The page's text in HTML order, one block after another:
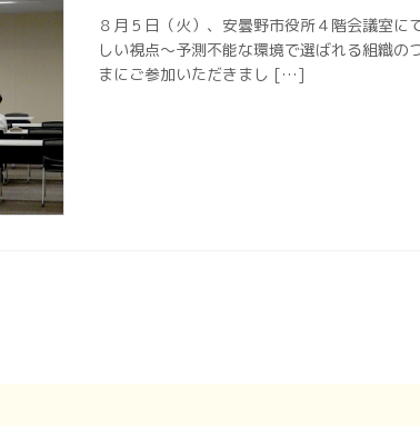
８月５日（火）、安曇野市役所４階会議室
しい視点～予測不能な環境で選ばれる組織
まにご参加いただきまし […]